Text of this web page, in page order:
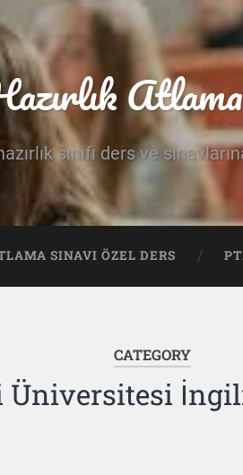
Atlama
sınıfı ders ve
SINAVI ÖZEL DERS
CATEGORY
Üniversitesi